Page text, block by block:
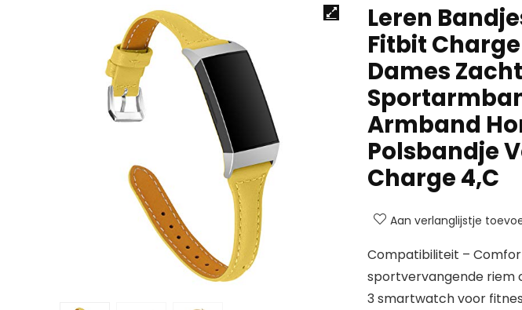
Leren
Fitbit
Dames
Armband
Polsbandje
Charge 4,C
Aan verlanglijstje
Compatibiliteit –
sportvervangende riem
3 smartwatch voor